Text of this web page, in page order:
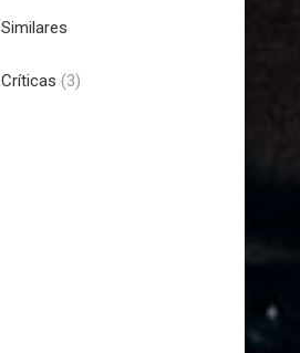
Similares
Críticas (3)